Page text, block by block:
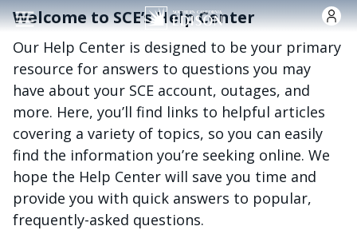
Skip to main content
Welcome to SCE’s Help Center
Our Help Center is designed to be your primary
resource for answers to questions you may
have about your SCE account, outages, and
more. Here, you’ll find links to helpful articles
covering a variety of topics, so you can easily
find the information you’re seeking online. We
hope the Help Center will save you time and
provide you with quick answers to popular,
frequently-asked questions.